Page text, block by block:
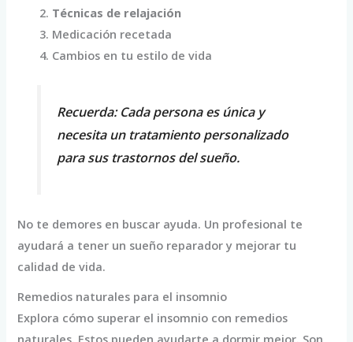
Técnicas de relajación
Medicación recetada
Cambios en tu estilo de vida
Recuerda: Cada persona es única y
necesita un tratamiento personalizado
para sus trastornos del sueño.
No te demores en buscar ayuda. Un profesional te
ayudará a tener un sueño reparador y mejorar tu
calidad de vida.
Remedios naturales para el insomnio
Explora cómo superar el insomnio con remedios
naturales. Estos pueden ayudarte a dormir mejor. Son